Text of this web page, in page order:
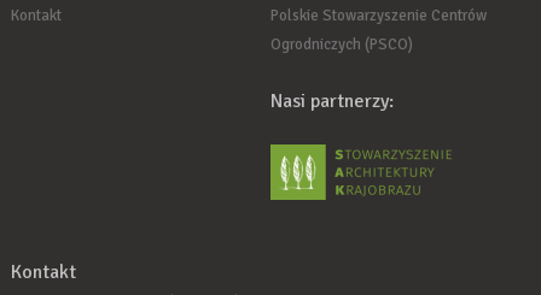
Kontakt
Polskie Stowarzyszenie Centrów
Ogrodniczych (PSCO)
Nasi partnerzy:
Kontakt